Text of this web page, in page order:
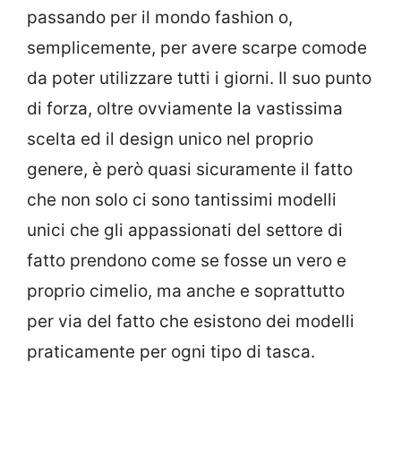
passando per il mondo fashion o,
semplicemente, per avere scarpe comode
da poter utilizzare tutti i giorni. Il suo punto
di forza, oltre ovviamente la vastissima
scelta ed il design unico nel proprio
genere, è però quasi sicuramente il fatto
che non solo ci sono tantissimi modelli
unici che gli appassionati del settore di
fatto prendono come se fosse un vero e
proprio cimelio, ma anche e soprattutto
per via del fatto che esistono dei modelli
praticamente per ogni tipo di tasca.